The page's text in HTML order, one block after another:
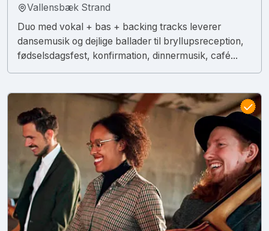
Vallensbæk Strand
Duo med vokal + bas + backing tracks leverer
dansemusik og dejlige ballader til bryllupsreception,
fødselsdagsfest, konfirmation, dinnermusik, café...